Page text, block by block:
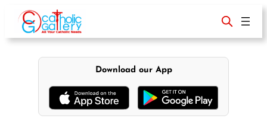
content
Download our App